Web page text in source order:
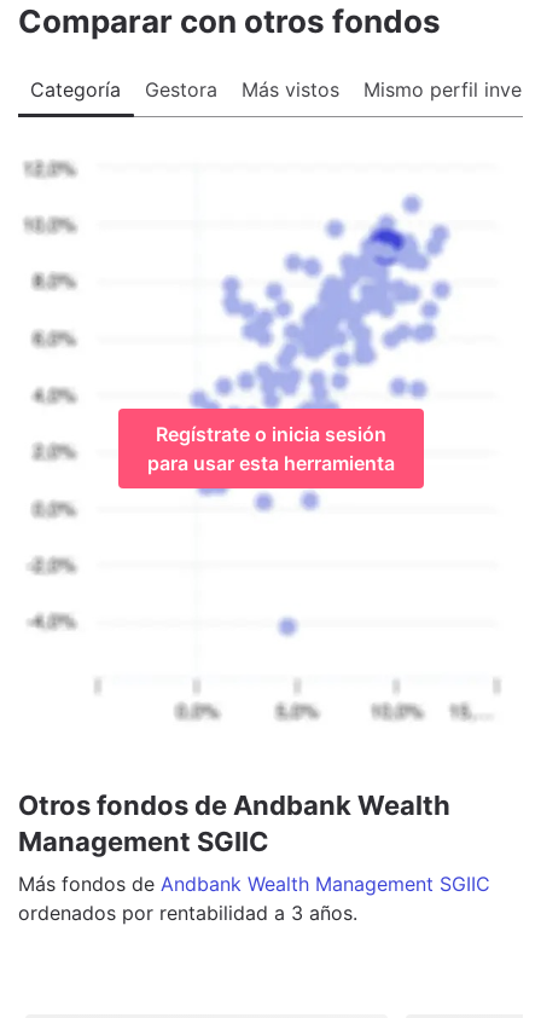
Comparar con otros fondos
Categoría Gestora Más vistos Mismo perfil
Regístrate o inicia sesión
para usar esta herramienta
Otros fondos de Andbank Wealth
Management SGIIC
Más fondos de Andbank Wealth Management SGIIC
ordenados por rentabilidad a 3 años.